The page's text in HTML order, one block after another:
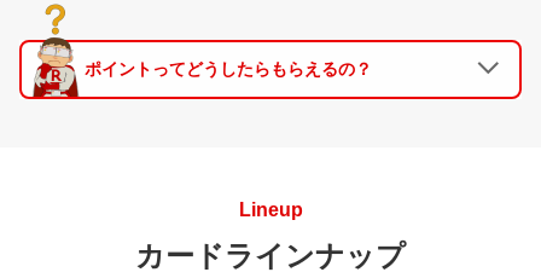
ポイントってどうしたらもらえるの？
Lineup
カードラインナップ